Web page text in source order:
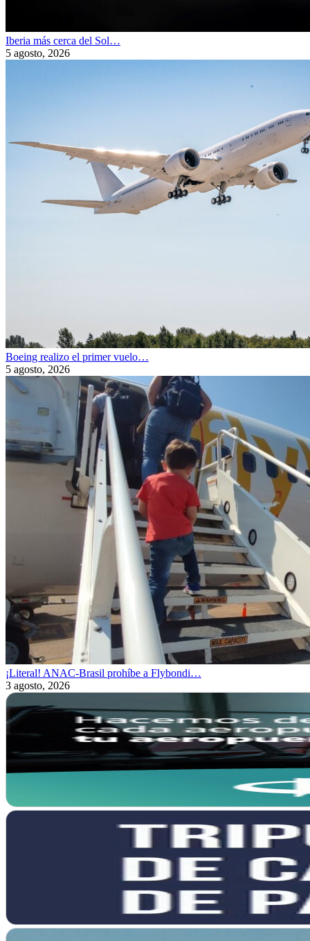
Iberia más cerca del Sol…
5 agosto, 2026
Boeing realizo el primer vuelo…
5 agosto, 2026
¡Literal! ANAC-Brasil prohíbe a Flybondi…
3 agosto, 2026